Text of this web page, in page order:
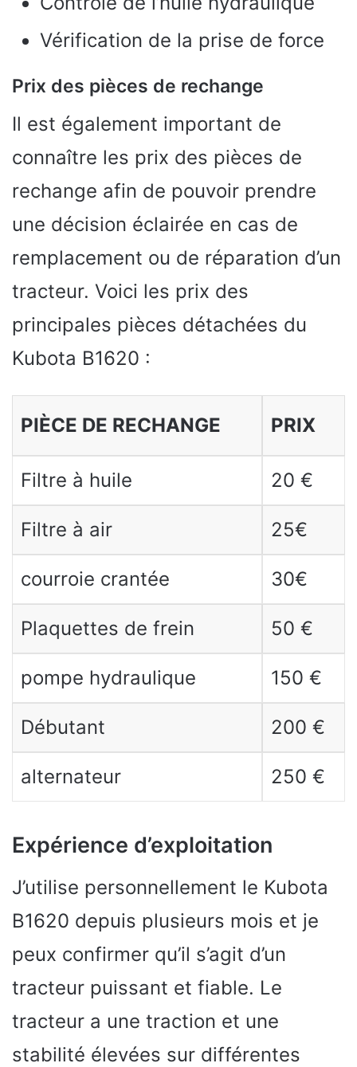
Vérification de la prise de force
Prix des pièces de rechange
Il est également important de
connaître les prix des pièces de
rechange afin de pouvoir prendre
une décision éclairée en cas de
remplacement ou de réparation d’un
tracteur. Voici les prix des
principales pièces détachées du
Kubota B1620 :
PIÈCE DE RECHANGE PRIX
Filtre à huile 20 €
Filtre à air 25€
courroie crantée 30€
Plaquettes de frein 50 €
pompe hydraulique 150 €
Débutant 200 €
alternateur 250 €
Expérience d’exploitation
J’utilise personnellement le Kubota
B1620 depuis plusieurs mois et je
peux confirmer qu’il s’agit d’un
tracteur puissant et fiable. Le
tracteur a une traction et une
stabilité élevées sur différentes